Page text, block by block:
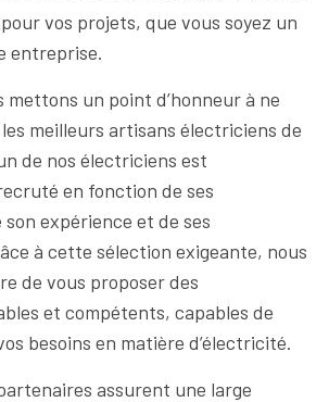
vos projets, que vous soyez un
entreprise.
mettons un point d’honneur à ne
meilleurs artisans électriciens de
de nos électriciens est
en fonction de ses
expérience et de ses
à cette sélection exigeante, nous
de vous proposer des
et compétents, capables de
besoins en matière d’électricité.
assurent une large